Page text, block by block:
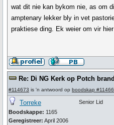
wat dit nie kan bykom nie, as om
amptenary lekker bly in vet
praktiese ding. Ek weier om vir
Re: Di NG Kerk op Potch
#114673 is 'n antwoord op boodskap
Torreke
Boodskappe: 1165
Geregistreer: April 2006
Senior Lid